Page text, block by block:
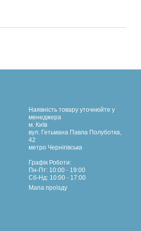
Наявність товару уточнюйте у
менеджера
м. Київ
вул. Гетьмана Павла Полуботка,
42
метро Чернігівська
Графік Роботи:
Пн-Пт: 10:00 - 19:00
Сб-Нд: 10:00 - 17:00
Мапа проїзду